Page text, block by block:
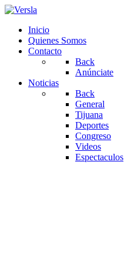
Inicio
Quienes Somos
Contacto
Back
Anúnciate
Noticias
Back
General
Tijuana
Deportes
Congreso
Videos
Espectaculos